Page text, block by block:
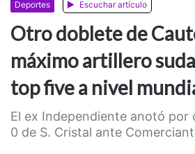
Deportes Escuchar artículo
Otro doblete de
máximo artillero
top five a nivel
El ex Independiente anotó por
0 de S. Cristal ante